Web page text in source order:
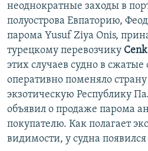
неоднократные заходы в
полуострова Евпаторию,
парома Yusuf Ziya Onis,
турецкому перевозчику
этих случаев судно в
оперативно поменяло
экзотическую Республику
объявил о продаже парома
покупателю. Как полагает
видимости, у судна